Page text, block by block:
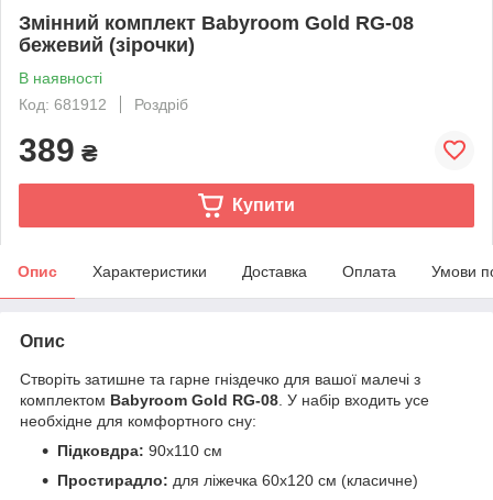
Змінний комплект Babyroom Gold RG-08
бежевий (зірочки)
В наявності
Код: 681912
Роздріб
389 ₴
Купити
Опис Характеристики Доставка Оплата Умови
Опис
Створіть затишне та гарне гніздечко для вашої малечі з
комплектом Babyroom Gold RG-08 . У набір входить усе
необхідне для комфортного сну:
Підковдра: 90x110 см
Простирадло: для ліжечка 60x120 см (класичне)